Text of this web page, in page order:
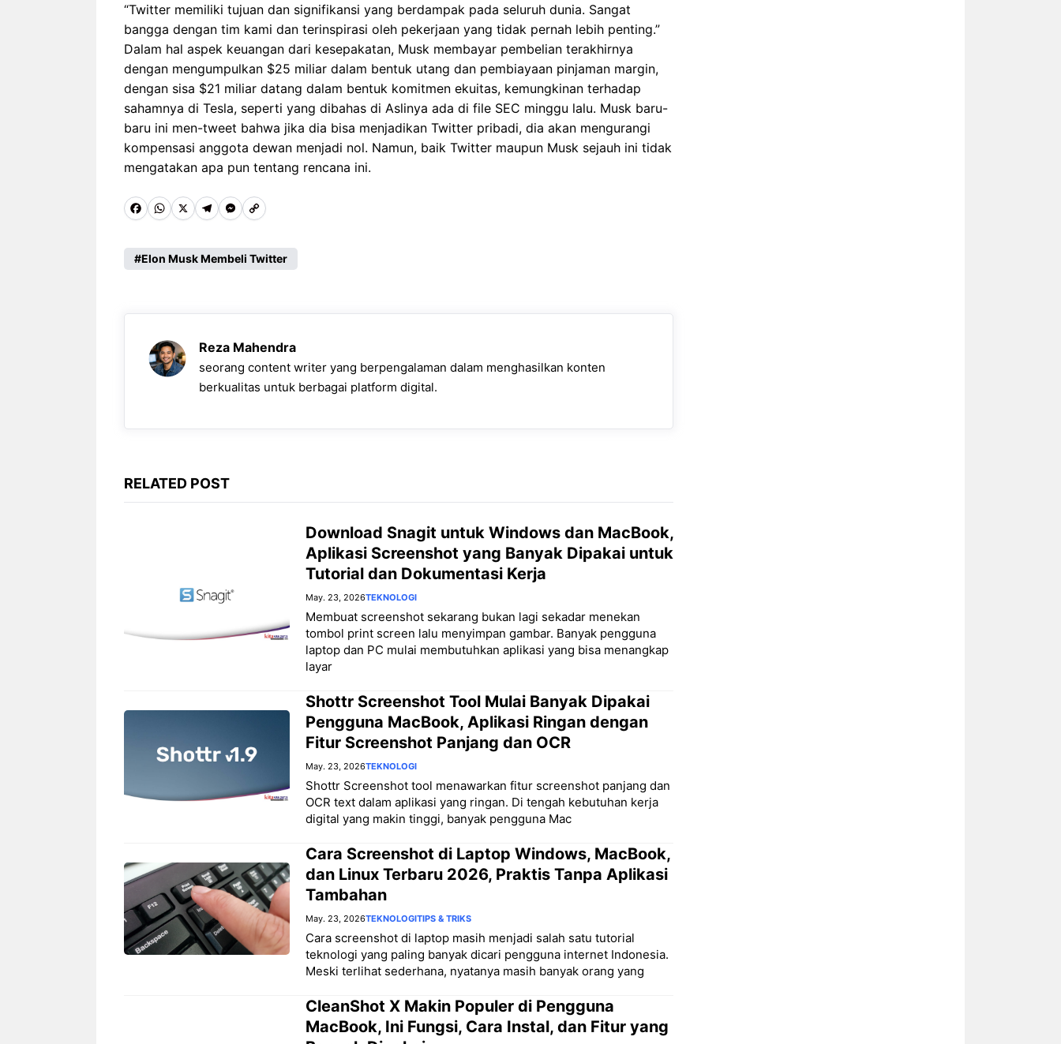
“Twitter memiliki tujuan dan signifikansi yang berdampak pada seluruh dunia. Sangat
bangga dengan tim kami dan terinspirasi oleh pekerjaan yang tidak pernah lebih penting.”
Dalam hal aspek keuangan dari kesepakatan, Musk membayar pembelian terakhirnya
dengan mengumpulkan $25 miliar dalam bentuk utang dan pembiayaan pinjaman margin,
dengan sisa $21 miliar datang dalam bentuk komitmen ekuitas, kemungkinan terhadap
sahamnya di Tesla, seperti yang dibahas di Aslinya ada di file SEC minggu lalu. Musk baru-
baru ini men-tweet bahwa jika dia bisa menjadikan Twitter pribadi, dia akan mengurangi
kompensasi anggota dewan menjadi nol. Namun, baik Twitter maupun Musk sejauh ini tidak
mengatakan apa pun tentang rencana ini.
F
c
b
W
a
s
A
p
X T
l
g
r
a
m
M
s
e
n
g
e
C
p
L
i
n
k
Elon Musk Membeli Twitter
Reza Mahendra
seorang content writer yang berpengalaman dalam menghasilkan konten
berkualitas untuk berbagai platform digital.
RELATED POST
Download Snagit untuk Windows dan MacBook,
Aplikasi Screenshot yang Banyak Dipakai untuk
Tutorial dan Dokumentasi Kerja
May. 23, 2026TEKNOLOGI
Membuat screenshot sekarang bukan lagi sekadar menekan
tombol print screen lalu menyimpan gambar. Banyak pengguna
laptop dan PC mulai membutuhkan aplikasi yang bisa menangkap
layar
Shottr Screenshot Tool Mulai Banyak Dipakai
Pengguna MacBook, Aplikasi Ringan dengan
Fitur Screenshot Panjang dan OCR
May. 23, 2026TEKNOLOGI
Shottr Screenshot tool menawarkan fitur screenshot panjang dan
OCR text dalam aplikasi yang ringan. Di tengah kebutuhan kerja
digital yang makin tinggi, banyak pengguna Mac
Cara Screenshot di Laptop Windows, MacBook,
dan Linux Terbaru 2026, Praktis Tanpa Aplikasi
Tambahan
May. 23, 2026TEKNOLOGITIPS & TRIKS
Cara screenshot di laptop masih menjadi salah satu tutorial
teknologi yang paling banyak dicari pengguna internet Indonesia.
Meski terlihat sederhana, nyatanya masih banyak orang yang
CleanShot X Makin Populer di Pengguna
MacBook, Ini Fungsi, Cara Instal, dan Fitur yang